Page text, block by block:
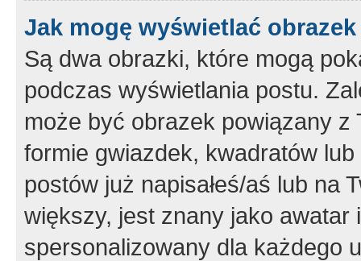
Jak mogę wyświetlać
Są dwa obrazki, które mogą
podczas wyświetlania postu.
może być obrazek powiązany z
formie gwiazdek, kwadratów
postów już napisałeś/aś lub na
większy, jest znany jako
spersonalizowany dla każdego